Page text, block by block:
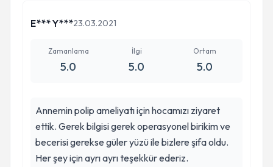
E*** Y***23.03.2021
Zamanlama
5.0
İlgi
5.0
Ortam
5.0
Annemin polip ameliyatı için hocamızı ziyaret
ettik. Gerek bilgisi gerek operasyonel birikim ve
becerisi gerekse güler yüzü ile bizlere şifa oldu.
Her şey için ayrı ayrı teşekkür ederiz.